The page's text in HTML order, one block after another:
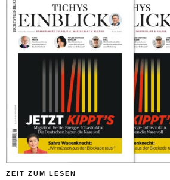
ZEIT ZUM LESEN